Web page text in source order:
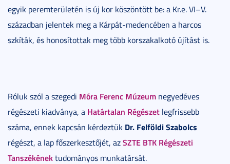
egyik peremterületén is új kor köszöntött be: a Kr.e. VI–V.
században jelentek meg a Kárpát-medencében a harcos
szkíták, és honosítottak meg több korszakalkotó újítást is.
Róluk szól a szegedi Móra Ferenc Múzeum negyedéves
régészeti kiadványa, a Határtalan Régészet legfrissebb
száma, ennek kapcsán kérdeztük Dr. Felföldi Szabolcs
régészt, a lap főszerkesztőjét, azSZTE BTK Régészeti
Tanszékénektudományos munkatársát.